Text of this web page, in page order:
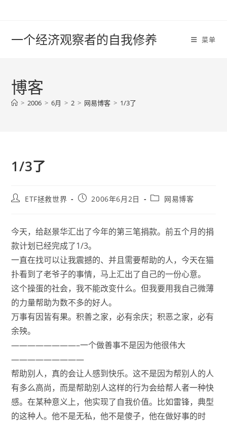
一个经济观察者的自我修养 菜单
博客
> 2006 > 6月 > 2 > 网易博客 > 1/3了
1/3了
PostETF拯救世界
Post2006年6月2日
Post网易博客
今天，给赵景华汇出了今年的第三笔捐款。前五个月的捐
款计划已经完成了1/3。
一直在找可以让我震撼的、并且需要帮助的人，今天在猫
扑看到了老爷子的事情，马上汇出了自己的一份心意。
这个操蛋的社会，我不能改变什么。但我要用我自己微薄
的力量帮助为数不多的好人。
万事有因皆有果。积善之家，必有余庆；积恶之家，必有
余殃。
————————–一个做善事不是因为他很伟大
—————————
帮助别人，真的会让人感到快乐。这不是因为帮别人的人
有多么高尚，而是帮助别人这样的行为会给帮人者一种快
感。在某种意义上，他实现了自我价值。比如雷锋，典型
的这种人。他不是无私，他不是傻子，他在做好事的时